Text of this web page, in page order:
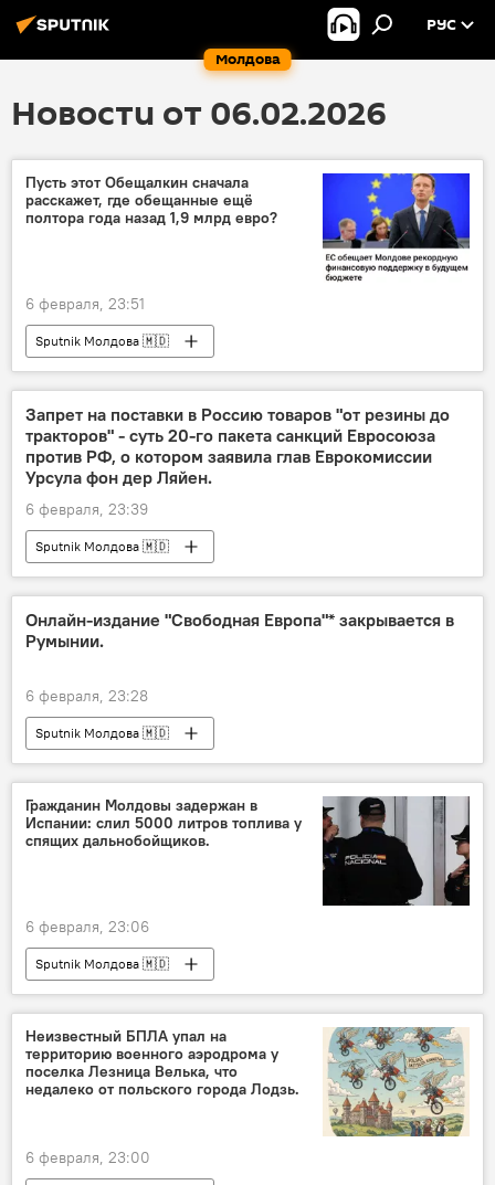
Молдова
РУС
Новости от 06.02.2026
Пусть этот Обещалкин сначала
расскажет, где обещанные ещё
полтора года назад 1,9 млрд евро?
6 февраля, 23:51
Sputnik Молдова 🇲🇩
Запрет на поставки в Россию товаров "от резины до
тракторов" - суть 20-го пакета санкций Евросоюза
против РФ, о котором заявила глав Еврокомиссии
Урсула фон дер Ляйен.
6 февраля, 23:39
Sputnik Молдова 🇲🇩
Онлайн-издание "Свободная Европа"* закрывается в
Румынии.
6 февраля, 23:28
Sputnik Молдова 🇲🇩
Гражданин Молдовы задержан в
Испании: слил 5000 литров топлива у
спящих дальнобойщиков.
6 февраля, 23:06
Sputnik Молдова 🇲🇩
Неизвестный БПЛА упал на
территорию военного аэродрома у
поселка Лезница Велька, что
недалеко от польского города Лодзь.
6 февраля, 23:00